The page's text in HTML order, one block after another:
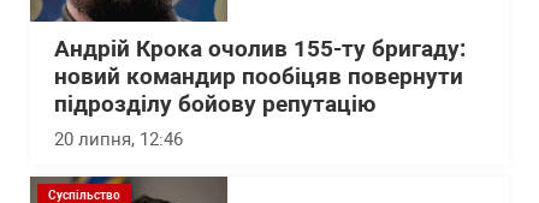
Андрій Крока очолив 155-ту бригаду:
новий командир пообіцяв повернути
підрозділу бойову репутацію
20 липня, 12:46
Суспільство